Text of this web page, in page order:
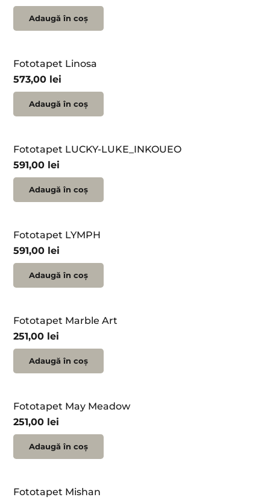
Adaugă în coș
Fototapet Linosa
573,00 lei
Adaugă în coș
Fototapet LUCKY-LUKE_INKOUEO
591,00 lei
Adaugă în coș
Fototapet LYMPH
591,00 lei
Adaugă în coș
Fototapet Marble Art
251,00 lei
Adaugă în coș
Fototapet May Meadow
251,00 lei
Adaugă în coș
Fototapet Mishan